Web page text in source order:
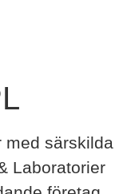
med särskilda
Laboratorier